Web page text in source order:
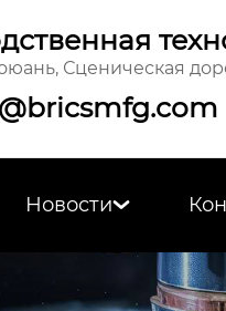
Сценическая
Новости